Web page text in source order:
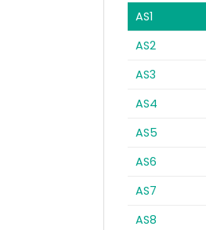
AS1
AS2
AS3
AS4
AS5
AS6
AS7
AS8